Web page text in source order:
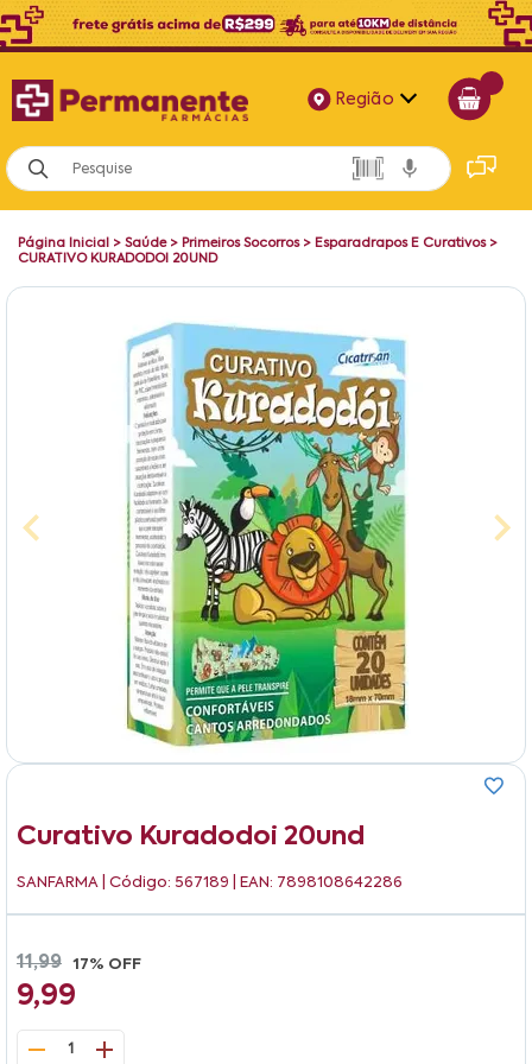
Região
Alagoas
Bahia
Página Inicial > Saúde> Primeiros Socorros> Esparadrapos E Curativos>
CURATIVO KURADODOI 20UND
Curativo Kuradodoi 20und
SANFARMA | Código: 567189 | EAN: 7898108642286
11,99 17% OFF
9,99
1